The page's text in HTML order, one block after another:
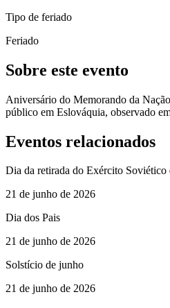
Tipo de feriado
Feriado
Sobre este evento
Aniversário do Memorando da
público em Eslováquia, observado
Eventos relacionados
Dia da retirada do Exército Soviético
21 de junho de 2026
Dia dos Pais
21 de junho de 2026
Solstício de junho
21 de junho de 2026